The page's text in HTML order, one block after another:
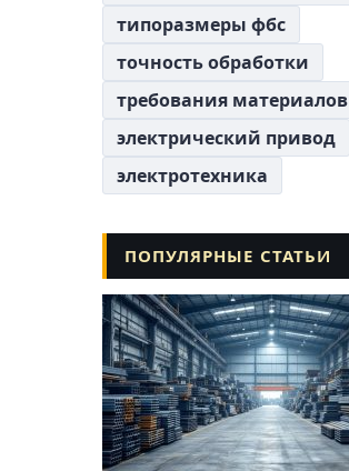
типоразмеры фбс
точность обработки
требования материалов
электрический привод
электротехника
ПОПУЛЯРНЫЕ СТАТЬИ